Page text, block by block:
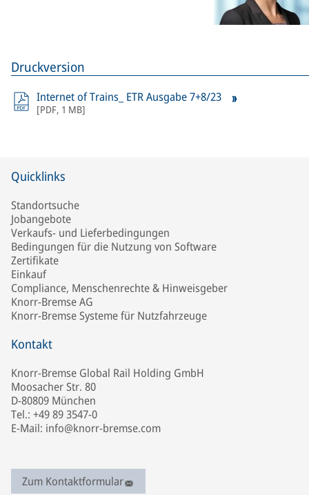
Druckversion
Internet of Trains_ ETR Ausgabe 7+8/23
[PDF, 1 MB]
Quicklinks
Standortsuche
Jobangebote
Verkaufs- und Lieferbedingungen
Bedingungen für die Nutzung von Software
Zertifikate
Einkauf
Compliance, Menschenrechte & Hinweisgeber
Knorr-Bremse AG
Knorr-Bremse Systeme für Nutzfahrzeuge
Kontakt
Knorr-Bremse Global Rail Holding GmbH
Moosacher Str. 80
D-80809 München
Tel.: +49 89 3547-0
E-Mail: info@knorr-bremse.com
Zum Kontaktformular